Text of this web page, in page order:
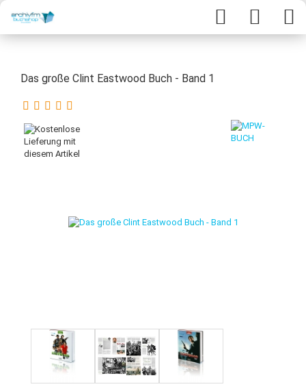
Das große Clint Eastwood Buch - Band 1